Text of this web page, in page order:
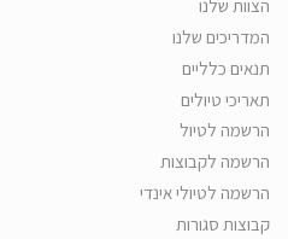
הצוות שלנו
המדריכים שלנו
תנאים כלליים
תאריכי טיולים
הרשמה לטיול
הרשמה לקבוצות
הרשמה לטיולי אינדי
קבוצות סגורות